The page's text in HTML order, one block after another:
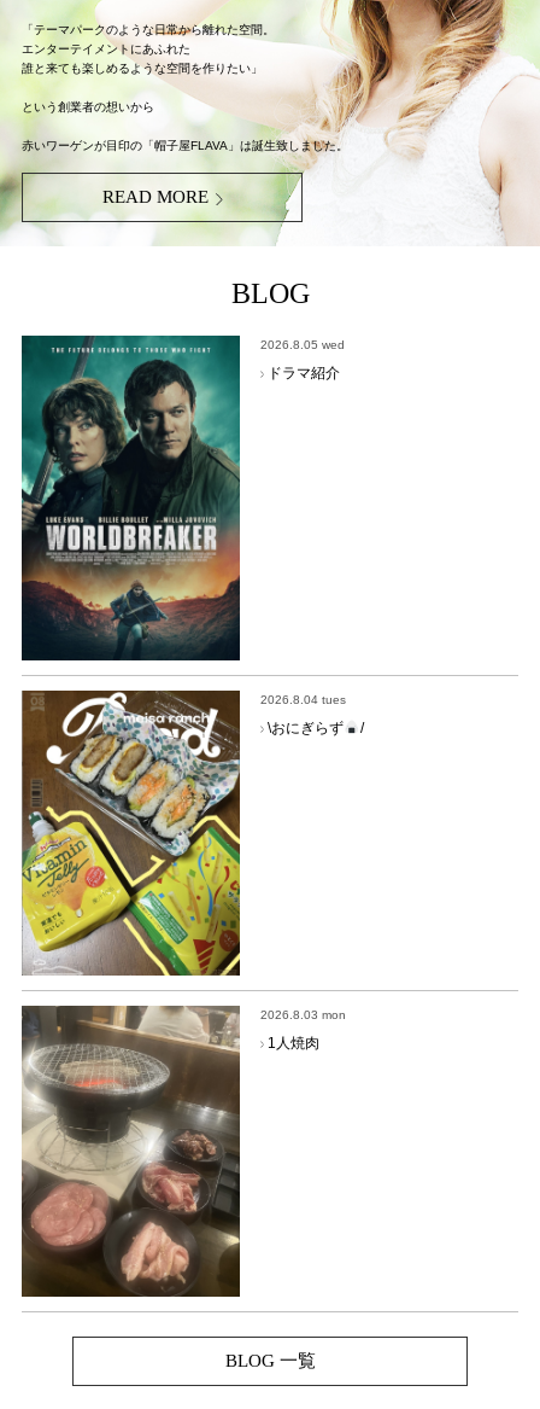
「テーマパークのような日常から離れた空間。
エンターテイメントにあふれた
誰と来ても楽しめるような空間を作りたい」
という創業者の想いから
赤いワーゲンが目印の「帽子屋FLAVA」は誕生致しました。
READ MORE
BLOG
2026.8.05 wed
ドラマ紹介
2026.8.04 tues
\おにぎらず /
2026.8.03 mon
1人焼肉
BLOG 一覧